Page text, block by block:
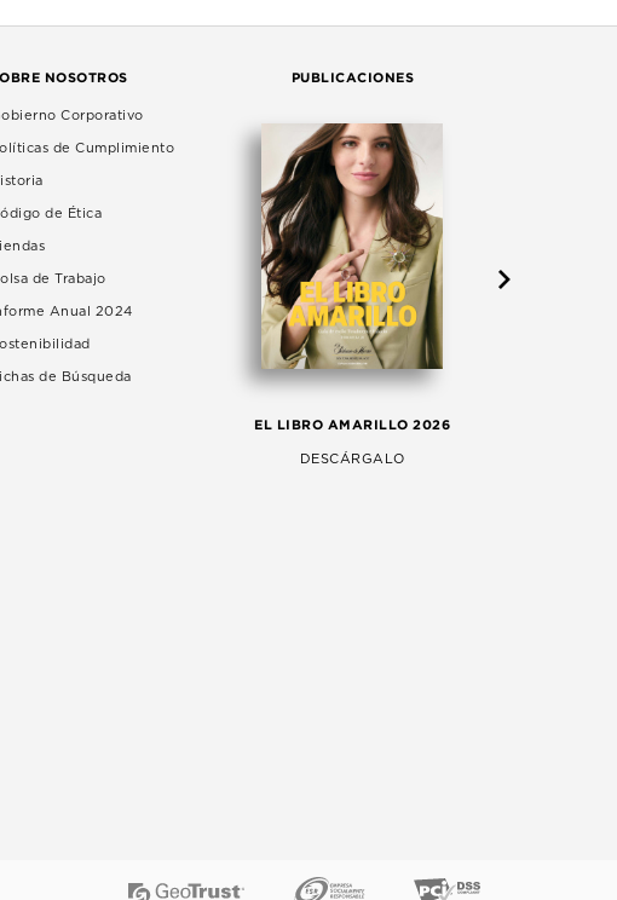
NOSOTROS
Corporativo
de Cumplimiento
de Ética
de Trabajo
Anual 2024
de Búsqueda
PUBLICACIONES
EL LIBRO AMARILLO 2026
DESCÁRGALO